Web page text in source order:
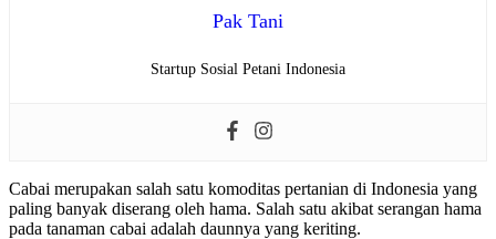
Pak Tani
Startup Sosial Petani Indonesia
Cabai merupakan salah satu komoditas pertanian di Indonesia yang
paling banyak diserang oleh hama. Salah satu akibat serangan hama
pada tanaman cabai adalah daunnya yang keriting.